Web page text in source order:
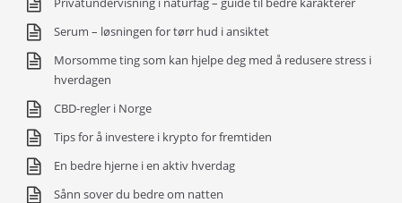
Serum – løsningen for tørr hud i ansiktet
Morsomme ting som kan hjelpe deg med å redusere stress i
hverdagen
CBD-regler i Norge
Tips for å investere i krypto for fremtiden
En bedre hjerne i en aktiv hverdag
Sånn sover du bedre om natten